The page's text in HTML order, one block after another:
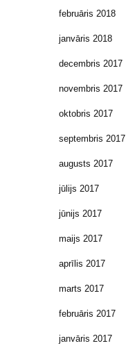
februāris 2018
janvāris 2018
decembris 2017
novembris 2017
oktobris 2017
septembris 2017
augusts 2017
jūlijs 2017
jūnijs 2017
maijs 2017
aprīlis 2017
marts 2017
februāris 2017
janvāris 2017